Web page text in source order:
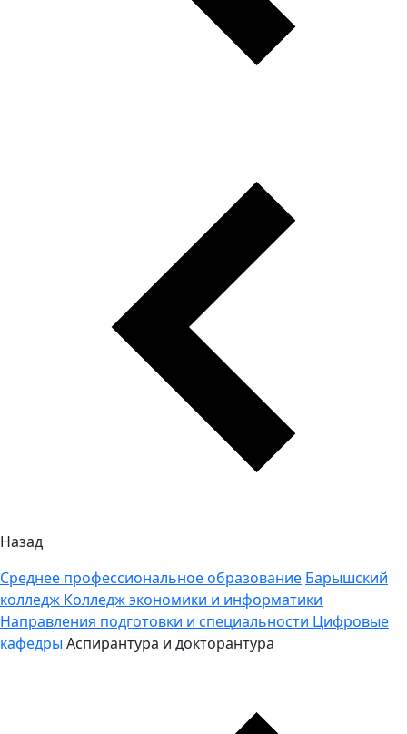
Назад
Среднее профессиональное образование Барышский
колледж Колледж экономики и информатики
Направления подготовки и специальности Цифровые
кафедры Аспирантура и докторантура